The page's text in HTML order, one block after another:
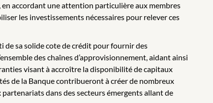
en accordant une attention particulière aux membres
les investissements nécessaires pour relever ces
de sa solide cote de crédit pour fournir des
des chaînes d’approvisionnement, aidant ainsi
visant à accroître la disponibilité de capitaux
de la Banque contribueront à créer de nombreux
dans des secteurs émergents allant de